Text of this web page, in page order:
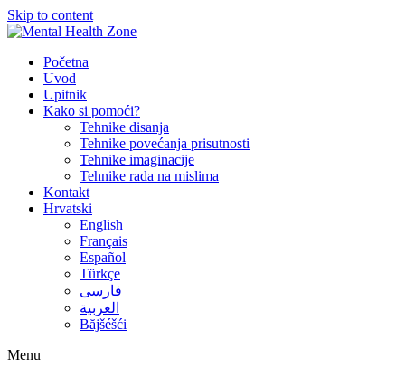
Skip to content
Početna
Uvod
Upitnik
Kako si pomoći?
Tehnike disanja
Tehnike povećanja prisutnosti
Tehnike imaginacije
Tehnike rada na mislima
Kontakt
Hrvatski
English
Français
Español
Türkçe
فارسی
العربية
Băjšéšći
Menu